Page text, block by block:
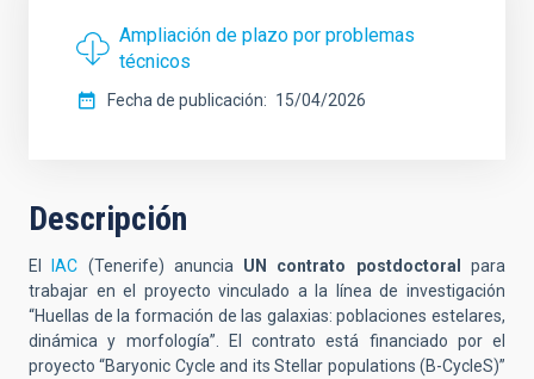
Ampliación de plazo por problemas
técnicos
Fecha de publicación 15/04/2026
Descripción
El IAC (Tenerife) anuncia UN contrato postdoctoral para
trabajar en el proyecto vinculado a la línea de investigación
“Huellas de la formación de las galaxias: poblaciones estelares,
dinámica y morfología”. El contrato está financiado por el
proyecto “Baryonic Cycle and its Stellar populations (B-CycleS)”